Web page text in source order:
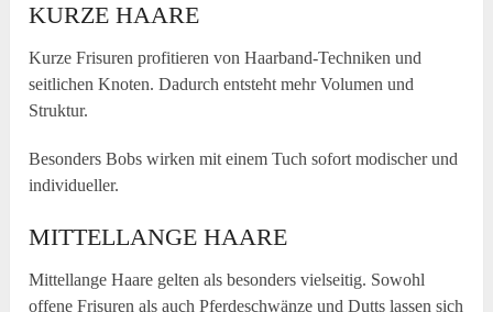
KURZE HAARE
Kurze Frisuren profitieren von Haarband-Techniken und
seitlichen Knoten. Dadurch entsteht mehr Volumen und
Struktur.
Besonders Bobs wirken mit einem Tuch sofort modischer und
individueller.
MITTELLANGE HAARE
Mittellange Haare gelten als besonders vielseitig. Sowohl
offene Frisuren als auch Pferdeschwänze und Dutts lassen sich